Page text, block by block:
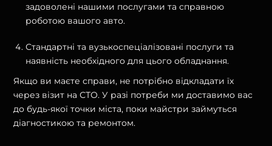
задоволені нашими послугами та справною
роботою вашого авто.
Стандартні та вузькоспеціалізовані послуги та
наявність необхідного для цього обладнання.
Якщо ви маєте справи, не потрібно відкладати їх
через візит на СТО. У разі потреби ми доставимо вас
до будь-якої точки міста, поки майстри займуться
діагностикою та ремонтом.